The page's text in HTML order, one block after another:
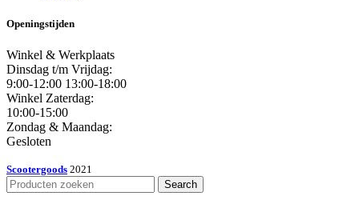
Openingstijden
Winkel & Werkplaats
Dinsdag t/m Vrijdag:
9:00-12:00 13:00-18:00
Winkel Zaterdag:
10:00-15:00
Zondag & Maandag:
Gesloten
Scootergoods 2021
Search